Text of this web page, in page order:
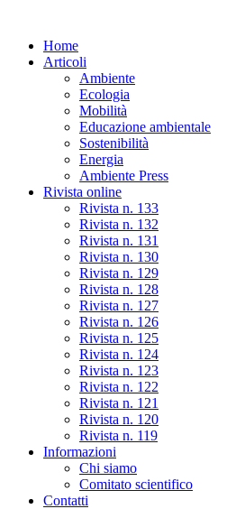
content
Home
Articoli
Ambiente
Ecologia
Mobilità
Educazione ambientale
Sostenibilità
Energia
Ambiente Press
Rivista online
Rivista n. 133
Rivista n. 132
Rivista n. 131
Rivista n. 130
Rivista n. 129
Rivista n. 128
Rivista n. 127
Rivista n. 126
Rivista n. 125
Rivista n. 124
Rivista n. 123
Rivista n. 122
Rivista n. 121
Rivista n. 120
Rivista n. 119
Informazioni
Chi siamo
Comitato scientifico
Contatti